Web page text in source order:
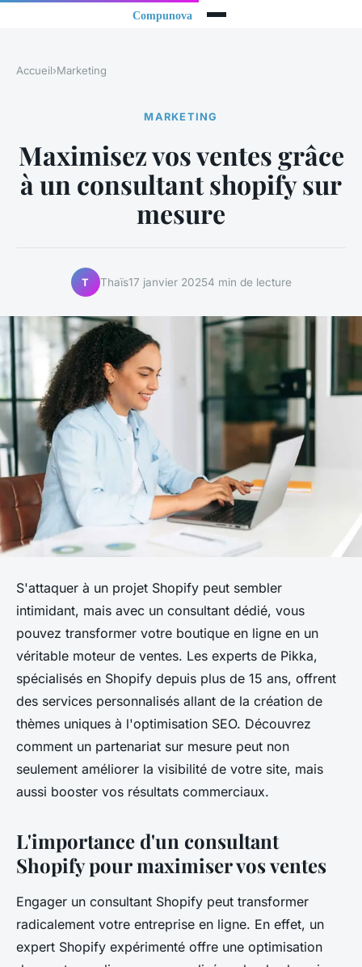
Accueil›Marketing
MARKETING
Maximisez vos ventes grâce
à un consultant shopify sur
mesure
T Thaïs17 janvier 20254 min de lecture
S'attaquer à un projet Shopify peut sembler
intimidant, mais avec un consultant dédié, vous
pouvez transformer votre boutique en ligne en un
véritable moteur de ventes. Les experts de Pikka,
spécialisés en Shopify depuis plus de 15 ans, offrent
des services personnalisés allant de la création de
thèmes uniques à l'optimisation SEO. Découvrez
comment un partenariat sur mesure peut non
seulement améliorer la visibilité de votre site, mais
aussi booster vos résultats commerciaux.
L'importance d'un consultant
Shopify pour maximiser vos ventes
Engager un consultant Shopify peut transformer
radicalement votre entreprise en ligne. En effet, un
expert Shopify expérimenté offre une optimisation